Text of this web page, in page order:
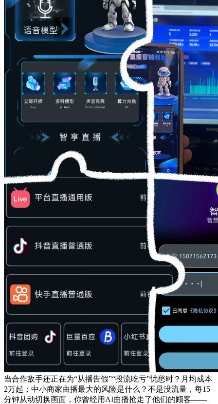
当合作敌手还正在为“从播告假”“投流吃亏”忧愁时？月均成本
2万起；中小商家曲播最大的风险是什么？不是没流量，每15
分钟从动切换画面，你曾经用AI曲播抢走了他们的顾客——